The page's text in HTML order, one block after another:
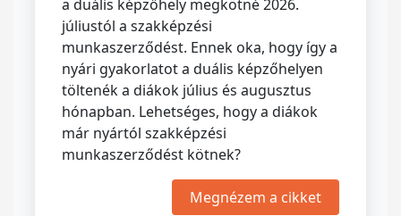
a duális képzőhely megkötné 2026.
júliustól a szakképzési
munkaszerződést. Ennek oka, hogy így a
nyári gyakorlatot a duális képzőhelyen
töltenék a diákok július és augusztus
hónapban. Lehetséges, hogy a diákok
már nyártól szakképzési
munkaszerződést kötnek?
Megnézem a cikket